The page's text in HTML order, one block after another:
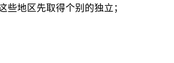
地区先取得个别的独立；